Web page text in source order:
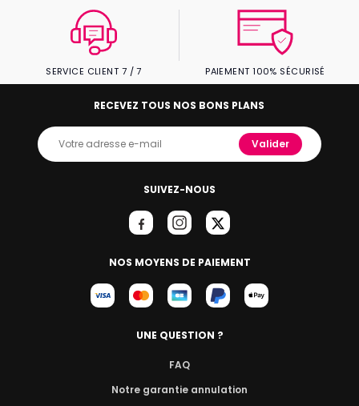
SERVICE CLIENT 7 / 7 PAIEMENT 100% SÉCURISÉ
SUIVEZ-NOUS
NOS MOYENS DE PAIEMENT
RECEVEZ TOUS NOS BONS PLANS
Valider
UNE QUESTION ?
FAQ
Notre garantie annulation